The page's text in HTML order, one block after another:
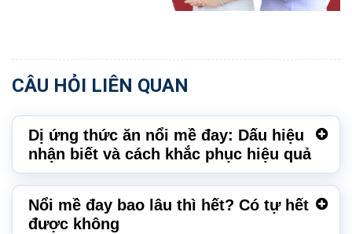
CÂU HỎI LIÊN QUAN
Dị ứng thức ăn nổi mề đay: Dấu hiệu
nhận biết và cách khắc phục hiệu quả
Nổi mề đay bao lâu thì hết? Có tự hết
được không